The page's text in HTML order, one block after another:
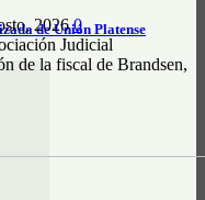
de Unión Platense
2026 0
Judicial
de la fiscal de Brandsen,